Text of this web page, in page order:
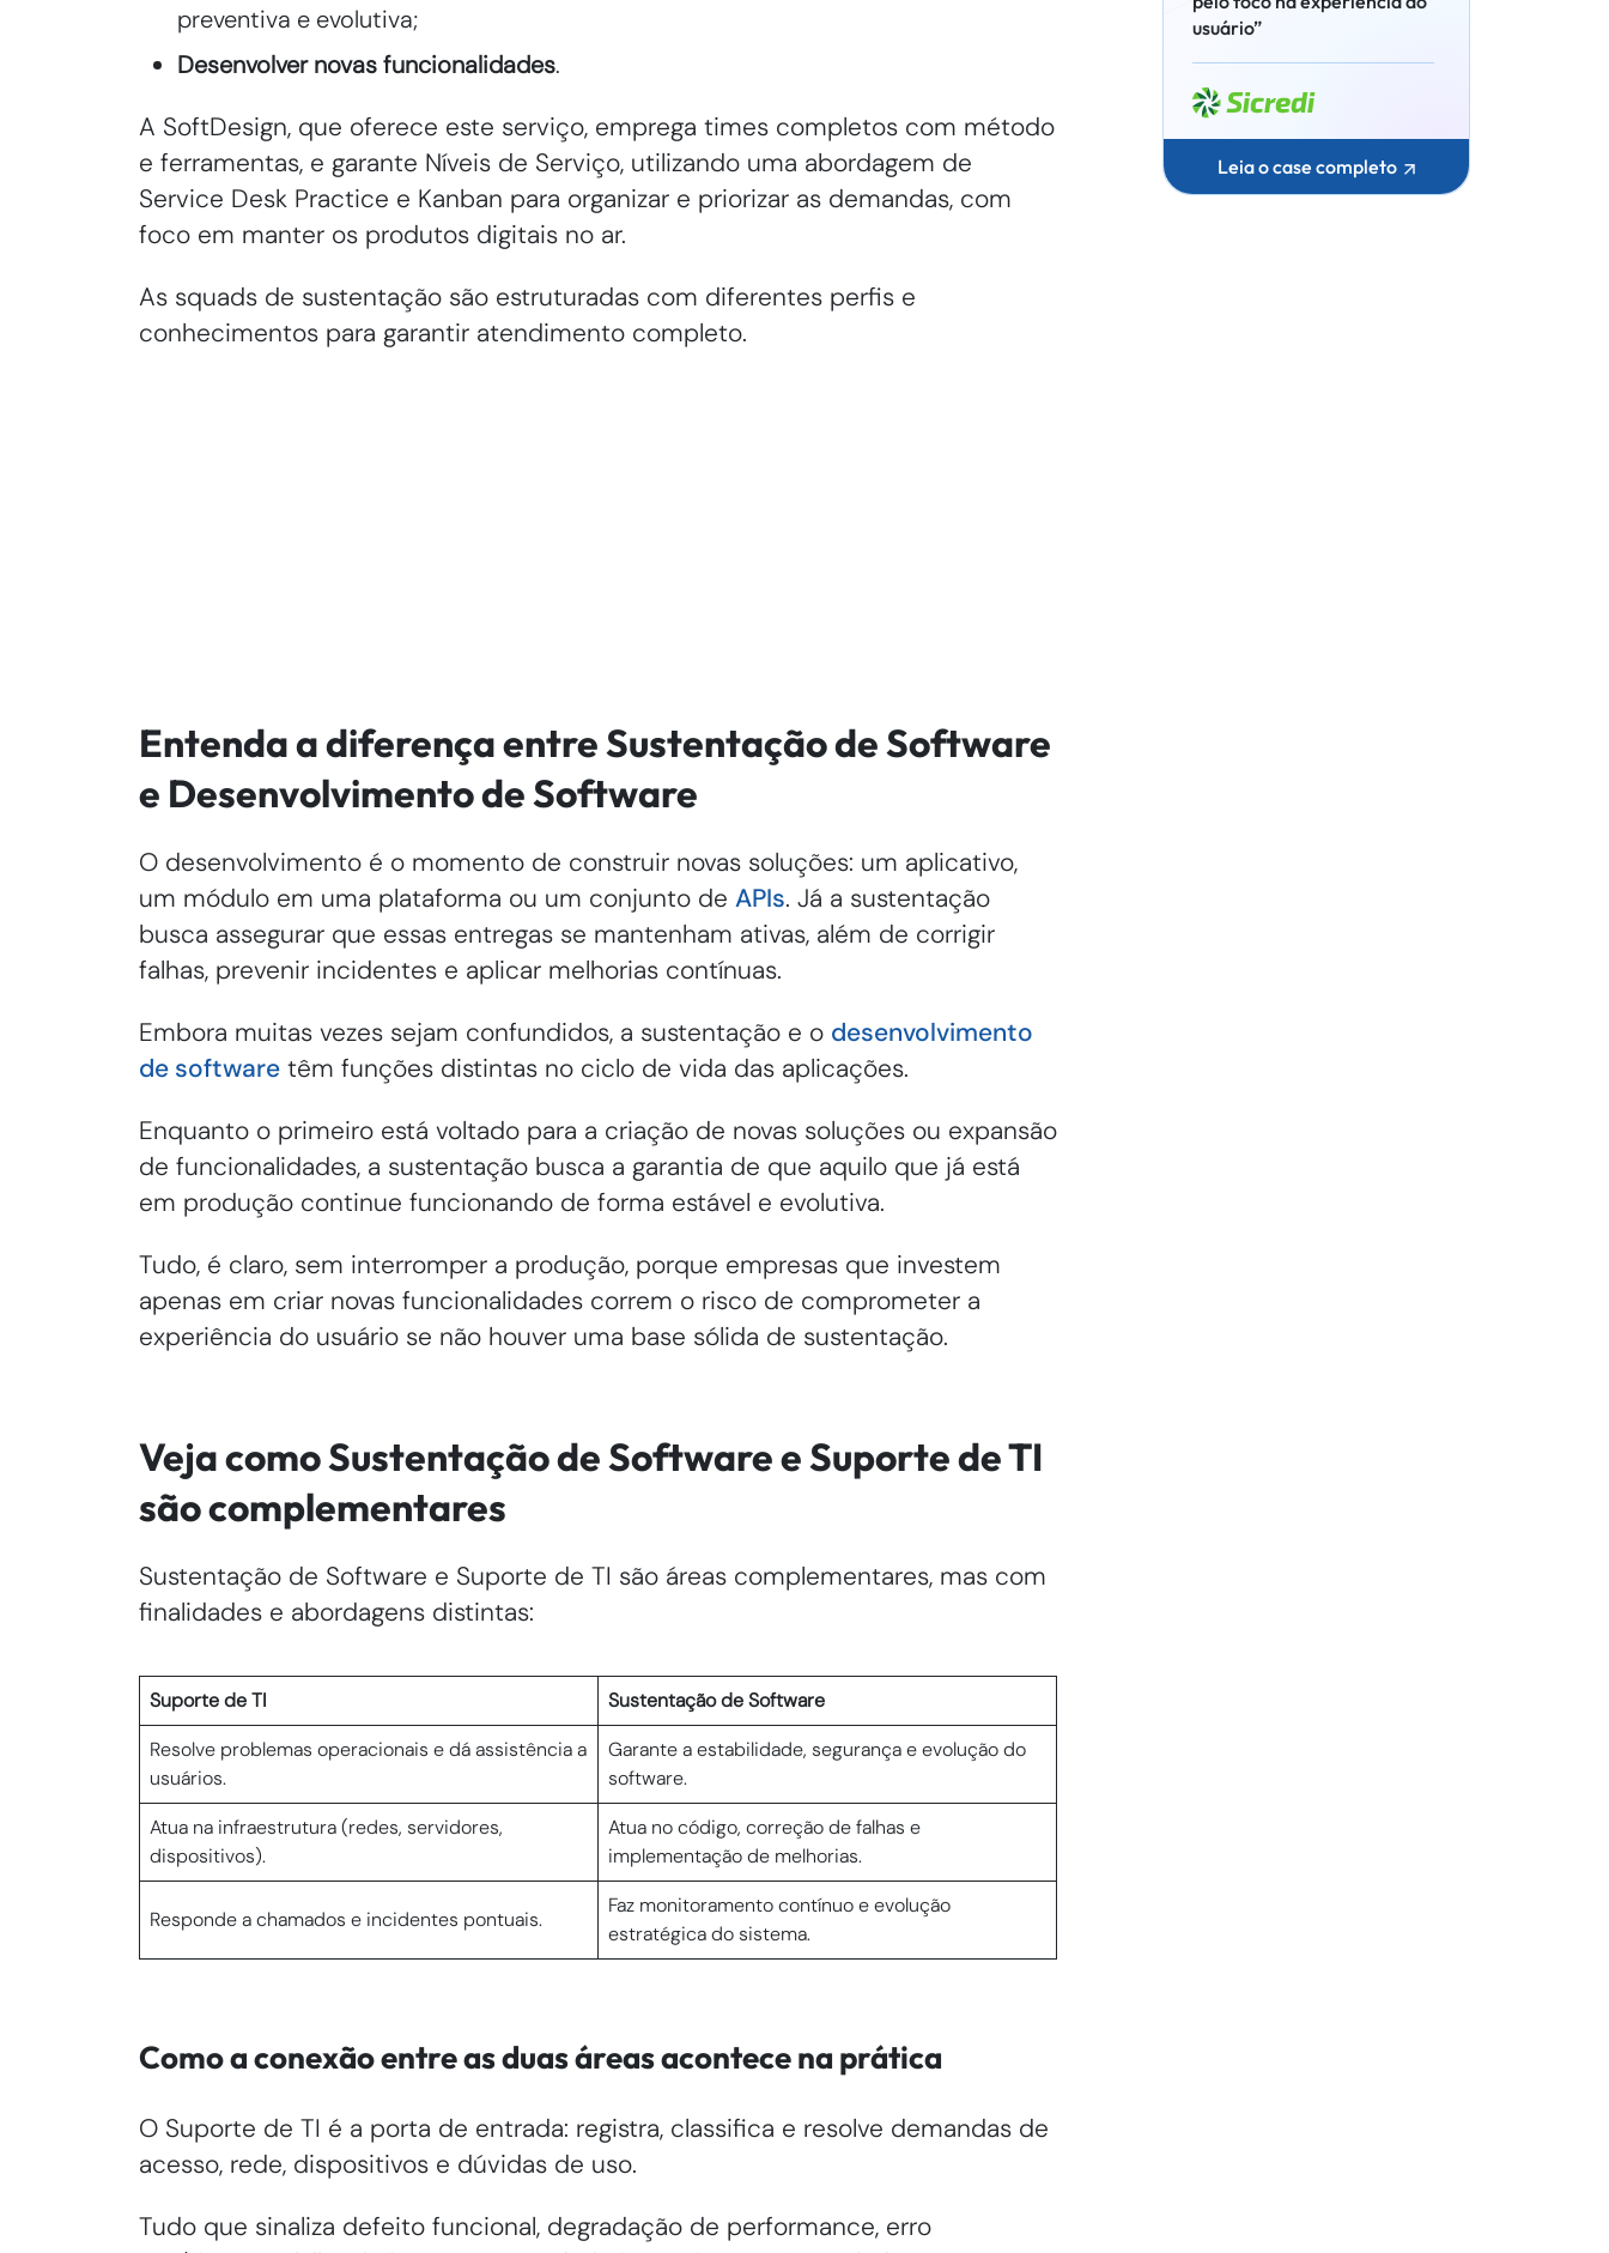
preventiva e evolutiva;
Desenvolver novas funcionalidades.
A SoftDesign, que oferece este serviço, emprega times completos com método
e ferramentas, e garante Níveis de Serviço, utilizando uma abordagem de
Service Desk Practice e Kanban para organizar e priorizar as demandas, com
foco em manter os produtos digitais no ar.
As squads de sustentação são estruturadas com diferentes perfis e
conhecimentos para garantir atendimento completo.
Entenda a diferença entre Sustentação de Software
e Desenvolvimento de Software
O desenvolvimento é o momento de construir novas soluções: um aplicativo,
um módulo em uma plataforma ou um conjunto de APIs. Já a sustentação
busca assegurar que essas entregas se mantenham ativas, além de corrigir
falhas, prevenir incidentes e aplicar melhorias contínuas.
Embora muitas vezes sejam confundidos, a sustentação e o desenvolvimento
de software têm funções distintas no ciclo de vida das aplicações.
Enquanto o primeiro está voltado para a criação de novas soluções ou expansão
de funcionalidades, a sustentação busca a garantia de que aquilo que já está
em produção continue funcionando de forma estável e evolutiva.
Tudo, é claro, sem interromper a produção, porque empresas que investem
apenas em criar novas funcionalidades correm o risco de comprometer a
experiência do usuário se não houver uma base sólida de sustentação.
Veja como Sustentação de Software e Suporte de TI
são complementares
Sustentação de Software e Suporte de TI são áreas complementares, mas com
finalidades e abordagens distintas:
Suporte de TI
Sustentação de Software
Resolve problemas operacionais e dá assistência a
usuários.
Garante a estabilidade, segurança e evolução do
software.
Atua na infraestrutura (redes, servidores,
dispositivos).
Atua no código, correção de falhas e
implementação de melhorias.
Responde a chamados e incidentes pontuais.
Faz monitoramento contínuo e evolução
estratégica do sistema.
Como a conexão entre as duas áreas acontece na prática
O Suporte de TI é a porta de entrada: registra, classifica e resolve demandas de
acesso, rede, dispositivos e dúvidas de uso.
Tudo que sinaliza defeito funcional, degradação de performance, erro
usuário”
Leia o case completo